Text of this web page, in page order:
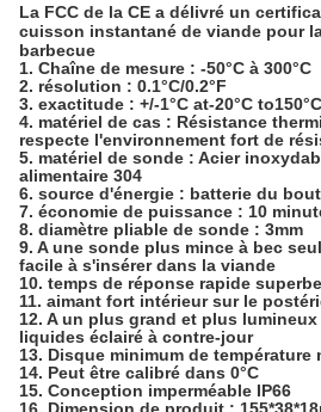
La FCC de la CE a délivré un
cuisson instantané de viande pour
barbecue
1. Chaîne de mesure : -50°C à 300°C
2. résolution : 0.1°C/0.2°F
3. exactitude : +/-1°C at-20°C to150°C
4. matériel de cas : Résistance
respecte l'environnement fort de
5. matériel de sonde : Acier
alimentaire 304
6. source d'énergie : batterie du
7. économie de puissance : 10
8. diamètre pliable de sonde : 3mm
9. A une sonde plus mince à bec
facile à s'insérer dans la viande
10. temps de réponse rapide
11. aimant fort intérieur sur le
12. A un plus grand et plus
liquides éclairé à contre-jour
13. Disque minimum de température
14. Peut être calibré dans 0°C
15. Conception imperméable IP66